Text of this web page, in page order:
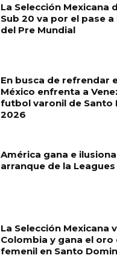
La Selección Mexicana
Sub 20 va por el pase a
del Pre Mundial
En busca de refrendar
México enfrenta a
futbol varonil de Santo
2026
América gana e
arranque de la Leagues
La Selección Mexicana
Colombia y gana el
femenil en Santo